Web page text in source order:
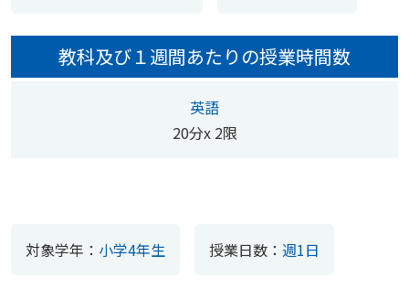
教科及び１週間あたりの授業時間数
英語
20分x 2限
対象学年： 小学4年生 授業日数： 週1日